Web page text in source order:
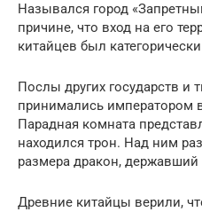
Назывался город
причине, что вход на его
китайцев был
Послы других государств и
принимались императором
Парадная комната
находился трон. Над ним
размера дракон,
Древние китайцы верили,